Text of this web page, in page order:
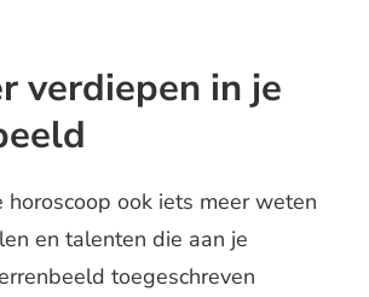
verdiepen in je
ook iets meer weten
en talenten die aan je
toegeschreven